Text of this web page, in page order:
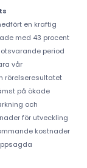
en kraftig
med 43 procent
period
vår
rörelseresultatet
på ökade
och
för utveckling
kostnader